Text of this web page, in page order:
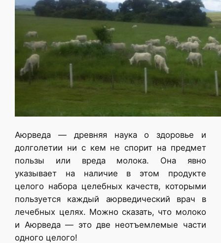
Аюрведа — древняя наука о здоровье и
долголетии ни с кем не спорит на предмет
пользы или вреда молока. Она явно
указывает на наличие в этом продукте
целого набора целебных качеств, которыми
пользуется каждый аюрведический врач в
лечебных целях. Можно сказать, что молоко
и Аюрведа — это две неотъемлемые части
одного целого!